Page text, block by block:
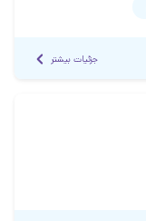
جزئیات بیشتر